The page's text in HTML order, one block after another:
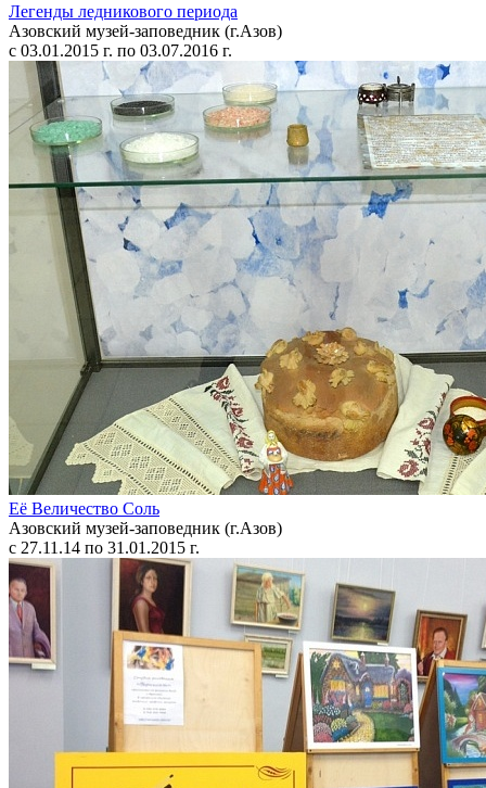
Легенды ледникового периода
Азовский музей-заповедник (г.Азов)
с 03.01.2015 г. по 03.07.2016 г.
Её Величество Соль
Азовский музей-заповедник (г.Азов)
с 27.11.14 по 31.01.2015 г.